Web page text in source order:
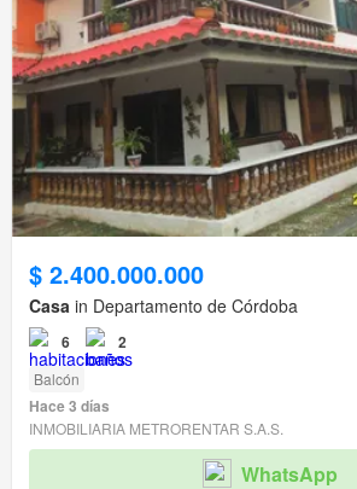
$ 2.400.000.000
Casa in Departamento de Córdoba
6 2
Balcón
Hace 3 días
INMOBILIARIA METRORENTAR S.A.S.
WhatsApp